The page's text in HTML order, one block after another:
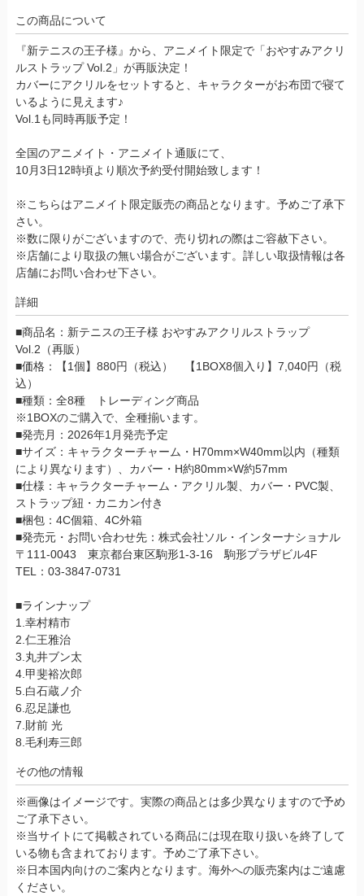
この商品について
『新テニスの王子様』から、アニメイト限定で「おやすみアクリ
ルストラップ Vol.2」が再販決定！
カバーにアクリルをセットすると、キャラクターがお布団で寝て
いるように見えます♪
Vol.1も同時再販予定！
全国のアニメイト・アニメイト通販にて、
10月3日12時頃より順次予約受付開始致します！
※こちらはアニメイト限定販売の商品となります。予めご了承下
さい。
※数に限りがございますので、売り切れの際はご容赦下さい。
※店舗により取扱の無い場合がございます。詳しい取扱情報は各
店舗にお問い合わせ下さい。
詳細
■商品名：新テニスの王子様 おやすみアクリルストラップ
Vol.2（再販）
■価格：【1個】880円（税込） 【1BOX8個入り】7,040円（税
込）
■種類：全8種 トレーディング商品
※1BOXのご購入で、全種揃います。
■発売月：2026年1月発売予定
■サイズ：キャラクターチャーム・H70mm×W40mm以内（種類
により異なります）、カバー・H約80mm×W約57mm
■仕様：キャラクターチャーム・アクリル製、カバー・PVC製、
ストラップ紐・カニカン付き
■梱包：4C個箱、4C外箱
■発売元・お問い合わせ先：株式会社ソル・インターナショナル
〒111-0043 東京都台東区駒形1-3-16 駒形プラザビル4F
TEL：03-3847-0731
■ラインナップ
1.幸村精市
2.仁王雅治
3.丸井ブン太
4.甲斐裕次郎
5.白石蔵ノ介
6.忍足謙也
7.財前 光
8.毛利寿三郎
その他の情報
※画像はイメージです。実際の商品とは多少異なりますので予め
ご了承下さい。
※当サイトにて掲載されている商品には現在取り扱いを終了して
いる物も含まれております。予めご了承下さい。
※日本国内向けのご案内となります。海外への販売案内はご遠慮
ください。